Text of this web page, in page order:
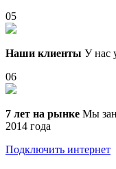
05
Наши клиенты У нас
06
7 лет на рынке Мы
2014 года
Подключить интернет